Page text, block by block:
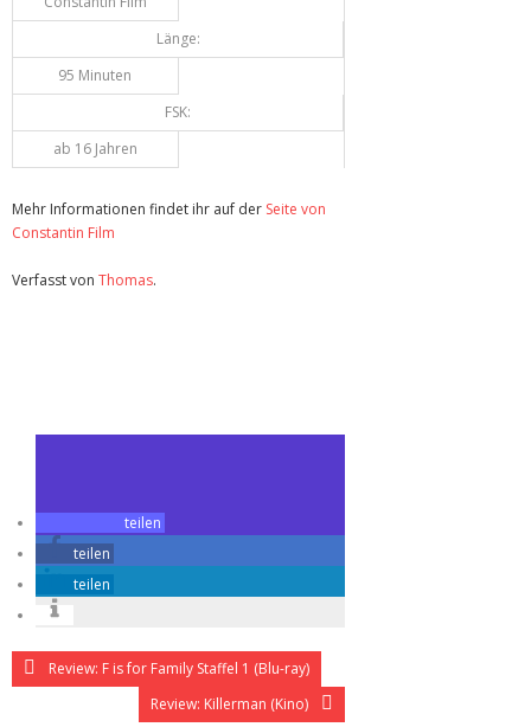
Länge:
95 Minuten
FSK:
ab 16 Jahren
Mehr Informationen findet ihr auf der Seite von
Constantin Film
Verfasst von Thomas.
teilen
teilen
teilen
Review: F is for Family Staffel 1 (Blu-ray)
Review: Killerman (Kino)